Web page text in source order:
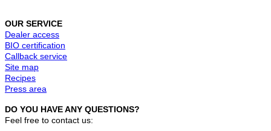
OUR SERVICE
Dealer access
BIO certification
Callback service
Site map
Recipes
Press area
DO YOU HAVE ANY QUESTIONS?
Feel free to contact us: